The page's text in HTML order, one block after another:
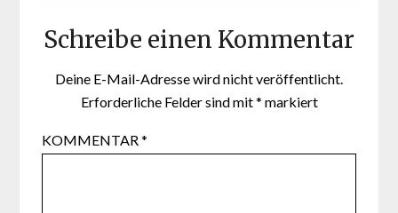
Schreibe einen Kommentar
Deine E-Mail-Adresse wird nicht veröffentlicht.
Erforderliche Felder sind mit* markiert
KOMMENTAR*